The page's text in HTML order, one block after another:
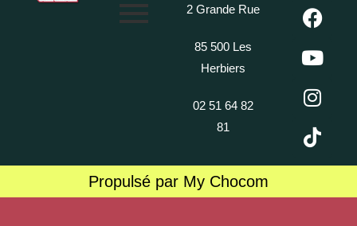
2 Grande Rue
85 500 Les
Herbiers
02 51 64 82
81
Propulsé par My Chocom